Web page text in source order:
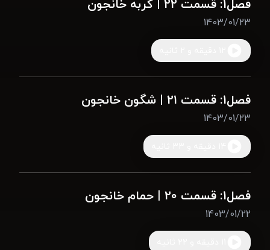
1403/01/23
فصل1: قسمت 21 | شگون خانجون
1403/01/23
فصل1: قسمت 20 | حمام خانجون
1403/01/22